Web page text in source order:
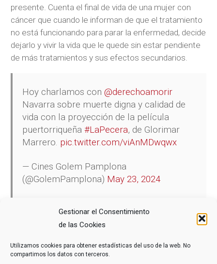
Gestionar el Consentimiento
de las Cookies
Utilizamos cookies para obtener estadísticas del uso de la web. No
compartimos los datos con terceros.
presente. Cuenta el final de vida de una mujer con
cáncer que cuando le informan de que el tratamiento
no está funcionando para parar la enfermedad, decide
dejarlo y vivir la vida que le quede sin estar pendiente
de más tratamientos y sus efectos secundarios.
Hoy charlamos con@derechoamorir
Navarra sobre muerte digna y calidad de
vida con la proyección de la película
puertorriqueña#LaPecera, de Glorimar
Marrero. pic.twitter.com/viAnMDwqwx
— Cines Golem Pamplona
(@GolemPamplona) May 23, 2024
COMPARTE ESTE ARTÍCULO